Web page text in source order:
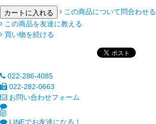
この商品について問合わせる
この商品を友達に教える
買い物を続ける
022-286-4085
022-282-0663
お問い合わせフォーム
LINEでお友達になる！